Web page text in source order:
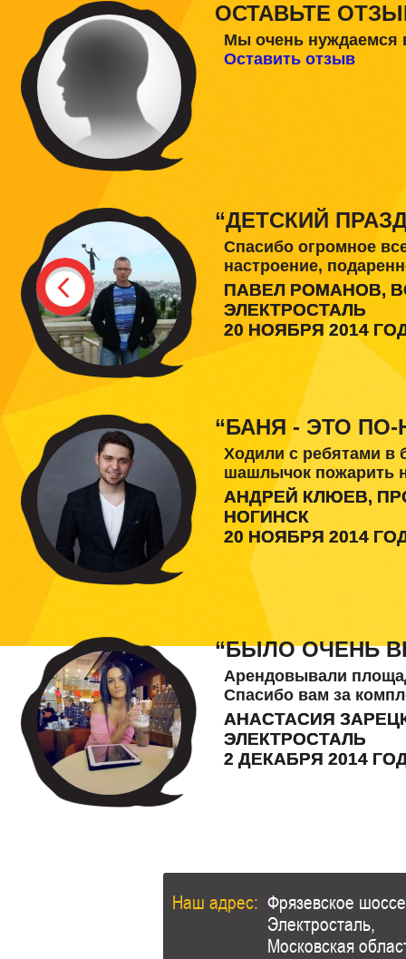
ОСТАВЬТЕ
Мы очень нуждаемся
Оставить отзыв
“ДЕТСКИЙ
Спасибо огромное
настроение,
ПАВЕЛ РОМАНОВ,
ЭЛЕКТРОСТАЛЬ
20 НОЯБРЯ 2014
“БАНЯ - ЭТО
Ходили с ребятами в
шашлычок пожарить
АНДРЕЙ КЛЮЕВ,
НОГИНСК
20 НОЯБРЯ 2014
“БЫЛО ОЧЕНЬ
Арендовывали
Спасибо вам за
АНАСТАСИЯ
ЭЛЕКТРОСТАЛЬ
2 ДЕКАБРЯ 2014
Наш адрес: Фрязевское
Электросталь,
Московская